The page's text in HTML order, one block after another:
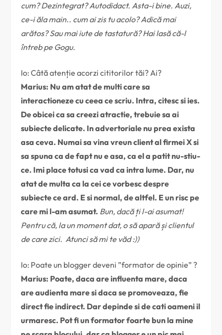
cum? Dezintegrat? Autodidact. Asta-i bine. Auzi,
ce-i ăla main.. cum ai zis tu acolo? Adică mai
arătos? Sau mai iute de tastatură? Hai lasă că-l
întreb pe Gogu.
Io: Câtă atenție acorzi cititorilor tăi? Ai?
Marius: Nu am atat de multi care sa
interactioneze cu ceea ce scriu. Intra, citesc si ies.
De obicei ca sa creezi atractie, trebuie sa ai
subiecte delicate. In advertoriale nu prea exista
asa ceva. Numai sa vina vreun client al firmei X si
sa spuna ca de fapt nu e asa, ca el a patit nu-stiu-
ce. Imi place totusi ca vad ca intra lume. Dar, nu
atat de multa ca la cei ce vorbesc despre
subiecte ce ard. E si normal, de altfel. E un risc pe
care mi l-am asumat. Bun, dacă ți l-ai asumat!
Pentru că, la un moment dat, o să apară și clientul
de care zici. Atunci să mi te văd :))
Io: Poate un blogger deveni ”formator de opinie” ?
Marius: Poate, daca are influenta mare, daca
are audienta mare si daca se promoveaza, fie
direct fie indirect. Dar depinde si de cati oameni il
urmaresc. Pot fi un formator foarte bun la mine